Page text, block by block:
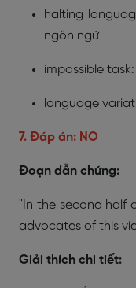
halting
ngôn ngữ
impossible
language
7. Đáp án: NO
Đoạn dẫn chứng:
"In the second half
advocates of this
Giải thích chi tiết: